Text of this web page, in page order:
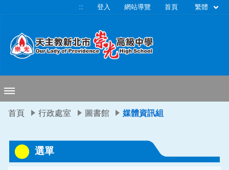
移至網頁之主要內容區位置
::: 登入 網站導覽 首頁 繁體
首頁 行政處室 圖書館 媒體資訊組
選單